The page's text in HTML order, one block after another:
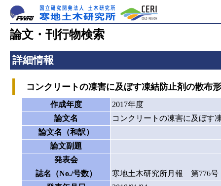
論文・刊行物検索
詳細情報
コンクリートの凍害に及ぼす凍結防止剤の散布
作成年度
2017年度
論文名
コンクリートの凍害に及ぼす
論文名（和訳）
論文副題
発表会
誌名（No./号数）
寒地土木研究所月報 第776号